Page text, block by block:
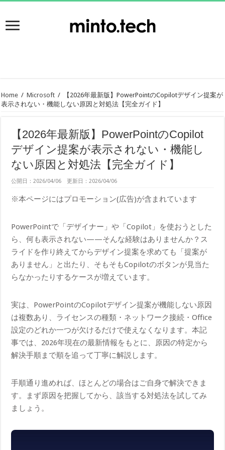
Home / Microsoft /
【2026年最新版】PowerPointのCopilotデザイン提案が
表示されない・機能しない原因と対処法【完全ガイド】
【2026年最新版】PowerPointのCopilot
デザイン提案が表示されない・機能し
ない原因と対処法【完全ガイド】
公開日：2026/04/06 更新日：2026/04/06
※本ページにはプロモーション(広告)が含まれています
PowerPointで「デザイナー」や「Copilot」を使おうとした
ら、何も表示されない——そんな経験はありませんか？ス
ライドを作り終えてからデザイン提案を求めても「提案が
ありません」と出たり、そもそもCopilotのボタンが見当た
らなかったりするケースが増えています。
実は、PowerPointのCopilotデザイン提案が機能しない原因
は複数あり、ライセンスの種類・ネットワーク接続・Office
設定のどれか一つが欠けるだけで使えなくなります。本記
事では、2026年現在の最新情報をもとに、原因の特定から
解決手順まで順を追って丁寧に解説します。
手順通り進めれば、ほとんどの場合はご自身で解決できま
す。まず原因を把握してから、該当する対処法を試してみ
ましょう。